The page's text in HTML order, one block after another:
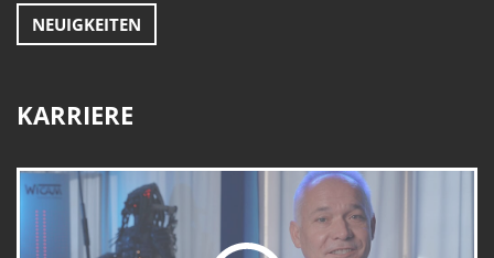
NEUIGKEITEN
KARRIERE